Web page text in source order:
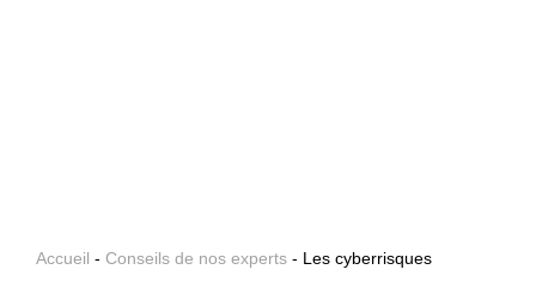
Accueil - Conseils de nos experts - Les cyberrisques